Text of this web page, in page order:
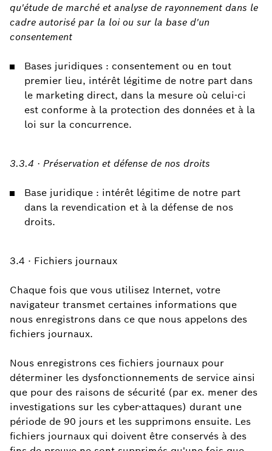
qu'étude de marché et analyse de rayonnement dans le
cadre autorisé par la loi ou sur la base d'un
consentement
Bases juridiques : consentement ou en tout
premier lieu, intérêt légitime de notre part dans
le marketing direct, dans la mesure où celui-ci
est conforme à la protection des données et à la
loi sur la concurrence.
3.3.4 · Préservation et défense de nos droits
Base juridique : intérêt légitime de notre part
dans la revendication et à la défense de nos
droits.
3.4 · Fichiers journaux
Chaque fois que vous utilisez Internet, votre
navigateur transmet certaines informations que
nous enregistrons dans ce que nous appelons des
fichiers journaux.
Nous enregistrons ces fichiers journaux pour
déterminer les dysfonctionnements de service ainsi
que pour des raisons de sécurité (par ex. mener des
investigations sur les cyber-attaques) durant une
période de 90 jours et les supprimons ensuite. Les
fichiers journaux qui doivent être conservés à des